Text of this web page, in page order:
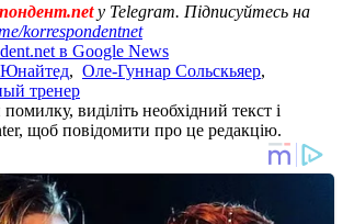
у Telegram. Підписуйтесь на
korrespondentnet
в Google News
, Оле-Гуннар Сольскьяер,
тренер
виділіть необхідний текст і
щоб повідомити про це редакцію.